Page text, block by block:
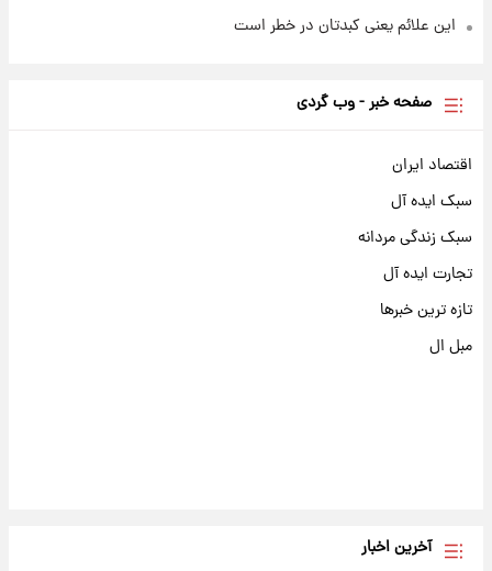
این علائم یعنی کبدتان در خطر است
صفحه خبر - وب گردی
اقتصاد ایران
سبک ایده آل
سبک زندگی مردانه
تجارت ایده آل
تازه ترین خبرها
مبل ال
آخرین اخبار